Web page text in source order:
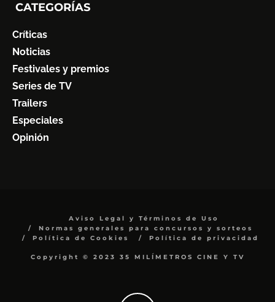
CATEGORÍAS
Críticas
Noticias
Festivales y premios
Series de TV
Trailers
Especiales
Opinión
Aviso Legal y Términos de Uso
Normas generales para concursos y sorteos
Política de Cookies
Política de privacidad
Copyright © 2023 35 MILÍMETROS CINE Y TV